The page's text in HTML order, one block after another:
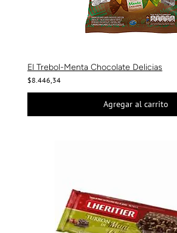
El Trebol-Menta Chocolate Delicias
$8.446,34
Agregar al carrito